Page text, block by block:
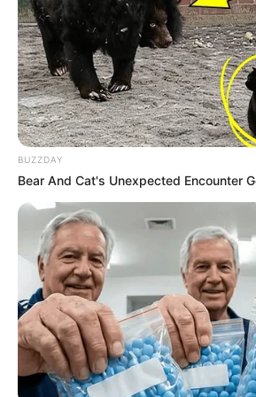
Em virtude do feriado de Carnaval e
a Câmara de Vereadores reúne-se
(17) para a 42ª Sessão Ordinária
pauta estão 18 requerimentos e 8
Antian; e um requerimento
Sabesp.
Na ordem do dia, será deliberada a
BUZZDAY
Bear And Cat's Unexpected Encounter